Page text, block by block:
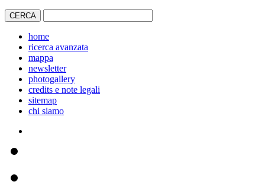
home
ricerca avanzata
mappa
newsletter
photogallery
credits e note legali
sitemap
chi siamo